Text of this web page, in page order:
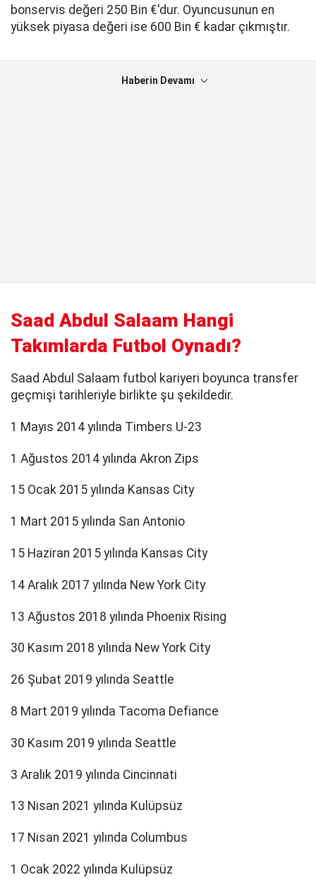
bonservis değeri 250 Bin €'dur. Oyuncusunun en
yüksek piyasa değeri ise 600 Bin € kadar çıkmıştır.
Haberin Devamı
Saad Abdul Salaam Hangi
Takımlarda Futbol Oynadı?
Saad Abdul Salaam futbol kariyeri boyunca transfer
geçmişi tarihleriyle birlikte şu şekildedir.
1 Mayıs 2014 yılında Timbers U-23
1 Ağustos 2014 yılında Akron Zips
15 Ocak 2015 yılında Kansas City
1 Mart 2015 yılında San Antonio
15 Haziran 2015 yılında Kansas City
14 Aralık 2017 yılında New York City
13 Ağustos 2018 yılında Phoenix Rising
30 Kasım 2018 yılında New York City
26 Şubat 2019 yılında Seattle
8 Mart 2019 yılında Tacoma Defiance
30 Kasım 2019 yılında Seattle
3 Aralık 2019 yılında Cincinnati
13 Nisan 2021 yılında Kulüpsüz
17 Nisan 2021 yılında Columbus
1 Ocak 2022 yılında Kulüpsüz